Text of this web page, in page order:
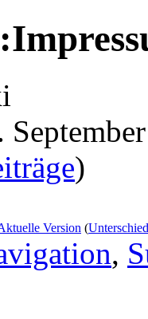
)
Version (Unterschied
,